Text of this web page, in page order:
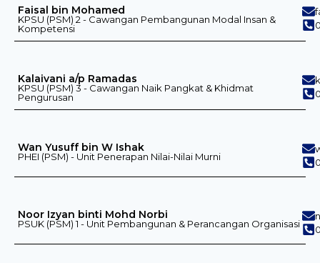
Faisal bin Mohamed
KPSU (PSM) 2 - Cawangan Pembangunan Modal Insan &
Kompetensi
Kalaivani a/p Ramadas
KPSU (PSM) 3 - Cawangan Naik Pangkat & Khidmat
Pengurusan
Wan Yusuff bin W Ishak
PHEI (PSM) - Unit Penerapan Nilai-Nilai Murni
Noor Izyan binti Mohd Norbi
PSUK (PSM) 1 - Unit Pembangunan & Perancangan Organisasi